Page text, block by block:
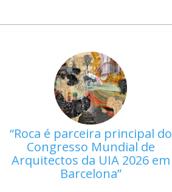
Roca é parceira principal do
Congresso Mundial de
Arquitectos da UIA 2026 em
Barcelona